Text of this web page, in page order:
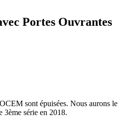
Portes Ouvrantes
sont épuisées. Nous aurons le
3ème série en 2018.